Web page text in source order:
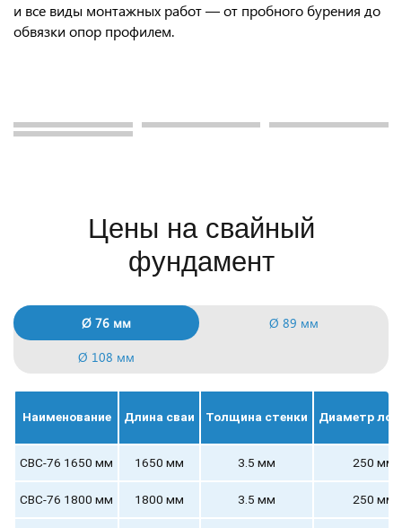
и все виды монтажных работ — от пробного бурения до
обвязки опор профилем.
Цены на свайный
фундамент
Ø 76 мм
Ø 89 мм
Ø 108 мм
Наименование Длина сваи Толщина стенки Диаметр
СВС-76 1650 мм 1650 мм 3.5 мм 250 мм
СВС-76 1800 мм 1800 мм 3.5 мм 250 мм